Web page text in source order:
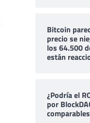
Bitcoin
precio se
los 64.500
están
¿Podría el
por